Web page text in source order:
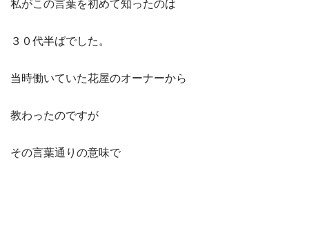
私がこの言葉を初めて知ったのは
３０代半ばでした。
当時働いていた花屋のオーナーから
教わったのですが
その言葉通りの意味で